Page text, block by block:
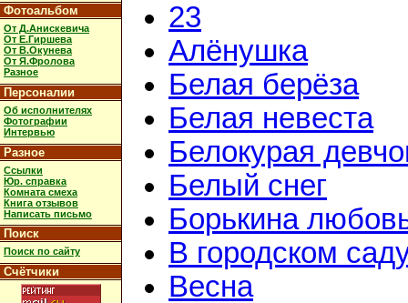
Фотоальбом
От Д.Анискевича
От Е.Гиршева
От В.Окунева
От Я.Фролова
Разное
Персоналии
Об исполнителях
Фотографии
Интервью
Разное
Ссылки
Юр. справка
Комната смеха
Книга отзывов
Написать письмо
Поиск
Поиск по сайту
Счётчики
23
Алёнушка
Белая берёза
Белая невеста
Белокурая
Белый снег
Борькина
В городском
Весна